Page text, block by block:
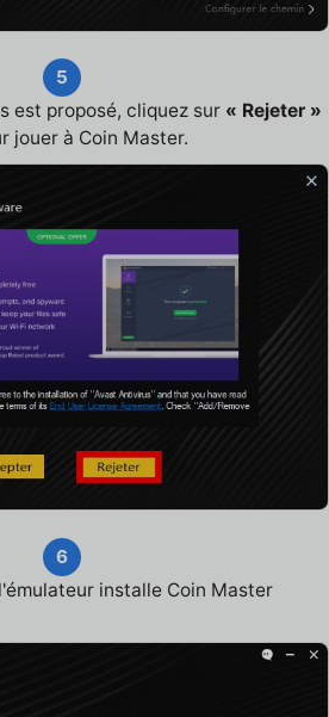
5
est proposé, cliquez sur « Rejeter »
jouer à Coin Master.
6
installe Coin Master